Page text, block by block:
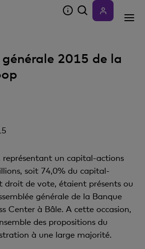
2015 de la
représentant un capital-actions
soit 74,0% du capital-
droit de vote, étaient présents ou
générale de la Banque
Center à Bâle. A cette occasion,
des propositions du
à une large majorité.